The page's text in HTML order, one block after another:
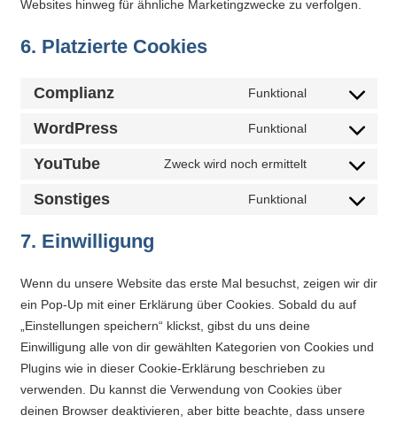
stehen
Ende
Seite
verschiedene
der
Suche
Verfügung.
Websites hinweg für ähnliche Marketingzwecke zu verfolgen.
6. Platzierte Cookies
Complianz Funktional
Consent
complianz
WordPress Funktional
Consent
wordpress
YouTube Zweck wird noch ermittelt
Consent
Sonstiges Funktional
Consent
7. Einwilligung
Wenn du unsere Website das erste Mal besuchst, zeigen wir dir
ein Pop-Up mit einer Erklärung über Cookies. Sobald du auf
„Einstellungen speichern“ klickst, gibst du uns deine
Einwilligung alle von dir gewählten Kategorien von Cookies und
Plugins wie in dieser Cookie-Erklärung beschrieben zu
verwenden. Du kannst die Verwendung von Cookies über
deinen Browser deaktivieren, aber bitte beachte, dass unsere